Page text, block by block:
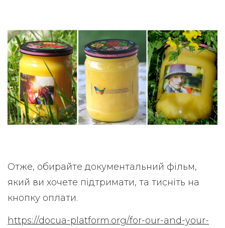
Отже, обирайте документальний фільм,
який ви хочете підтримати, та тисніть на
кнопку оплати.
https://docua-platform.org/for-our-and-your-